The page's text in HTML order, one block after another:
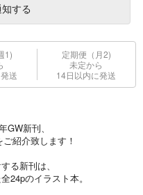
する
1)
送
定期便（月2)
未定から
14日以内に発送
新刊、
紹介致します！
る新刊は、
24pのイラスト本。